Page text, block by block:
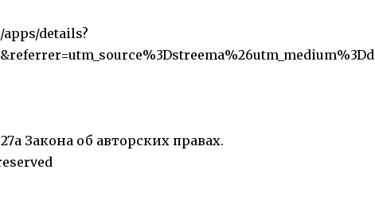
details?
Закона об авторских правах.